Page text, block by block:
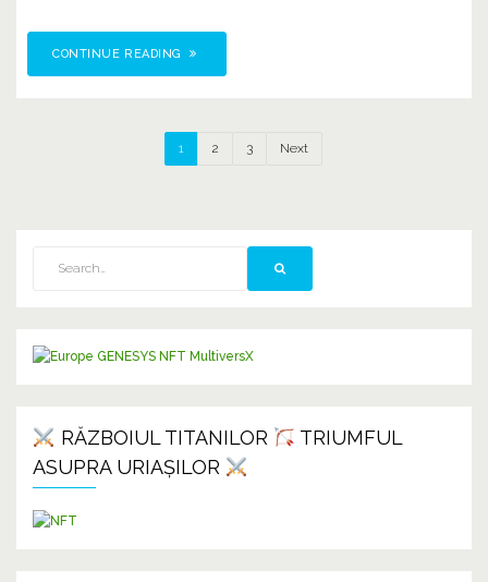
CONTINUE READING
1 2 3 Next
RĂZBOIUL TITANILOR
TRIUMFUL
ASUPRA URIAȘILOR